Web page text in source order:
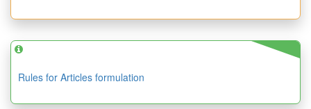
Rules for Articles formulation